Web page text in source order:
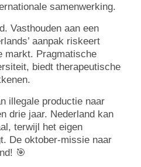
samenwerking.
Vasthouden aan een
aanpak riskeert
markt. Pragmatische
biedt therapeutische
illegale productie naar
drie jaar. Nederland kan
terwijl het eigen
De oktober-missie naar
🎯